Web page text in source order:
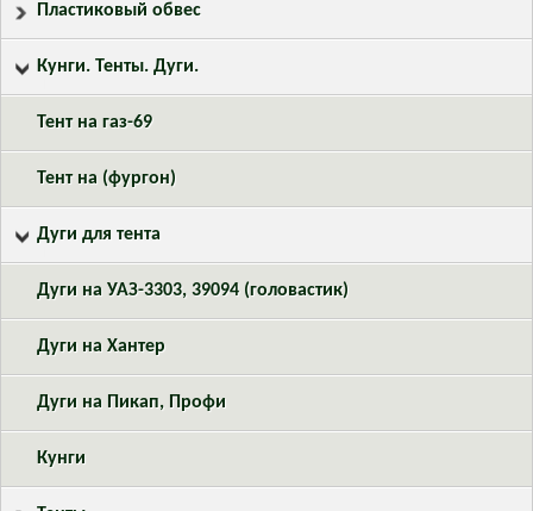
Пластиковый обвес
Кунги. Тенты. Дуги.
Тент на газ-69
Тент на (фургон)
Дуги для тента
Дуги на УАЗ-3303, 39094 (головастик)
Дуги на Хантер
Дуги на Пикап, Профи
Кунги